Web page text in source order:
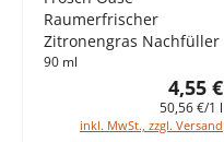
Raumerfrischer
Zitronengras Nachfüller
90 ml
4,55 €
50,56 €/1 l
inkl. MwSt., zzgl. Versand